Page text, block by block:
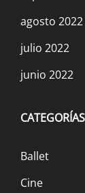
agosto 2022
julio 2022
junio 2022
CATEGORÍAS
Ballet
Cine